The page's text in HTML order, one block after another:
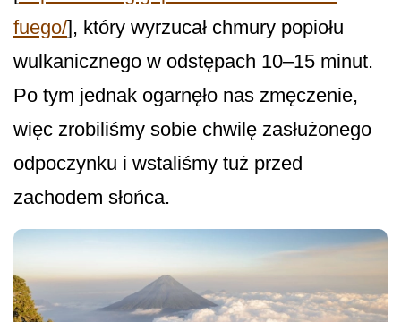
fuego/], który wyrzucał chmury popiołu
wulkanicznego w odstępach 10–15 minut.
Po tym jednak ogarnęło nas zmęczenie,
więc zrobiliśmy sobie chwilę zasłużonego
odpoczynku i wstaliśmy tuż przed
zachodem słońca.